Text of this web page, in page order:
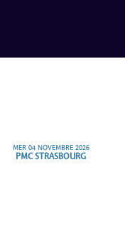
MER 04 NOVEMBRE 2026
PMC STRASBOURG